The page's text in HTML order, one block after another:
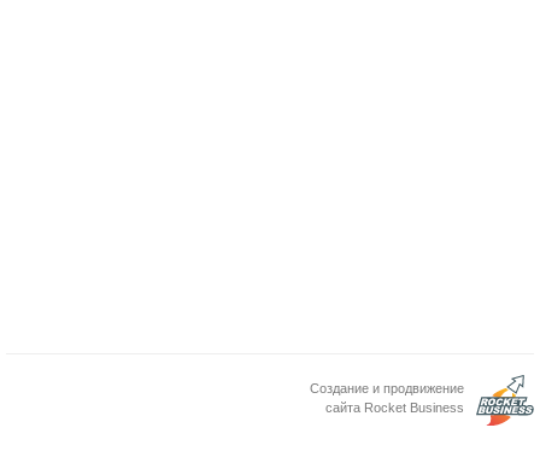
Создание и продвижение
сайта Rocket Business